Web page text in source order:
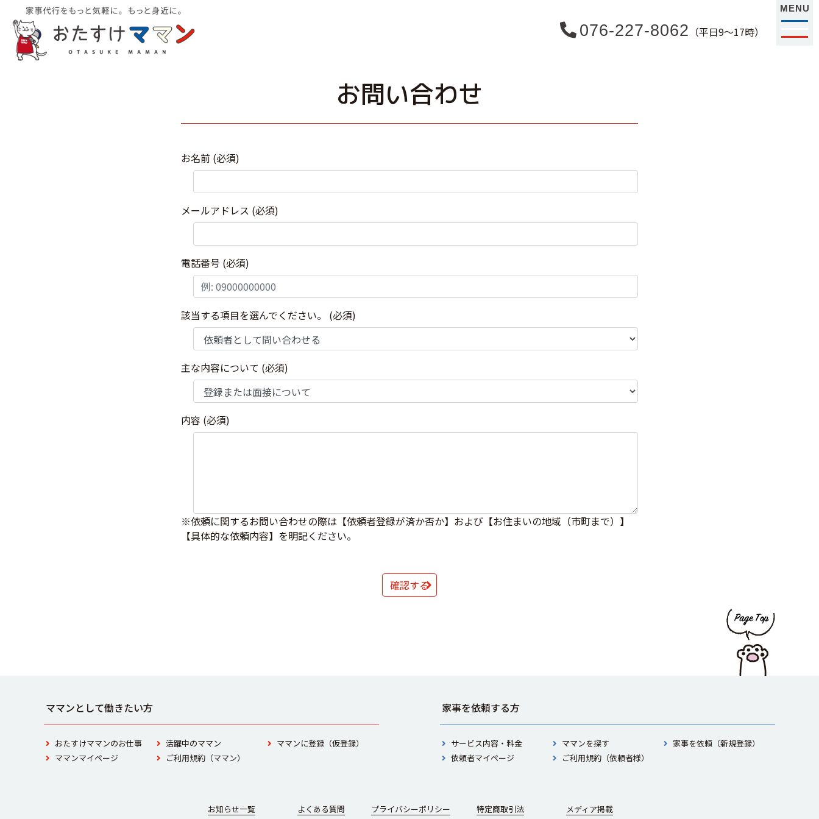
MENU
076-227-8062 （平日9〜17時）
お問い合わせ
お名前 (必須)
メールアドレス (必須)
電話番号 (必須)
該当する項目を選んでください。 (必須)
主な内容について (必須)
内容 (必須)
※依頼に関するお問い合わせの際は【依頼者登録が済か否か】および【お住まいの地域（市町まで）】
【具体的な依頼内容】を明記ください。
確認する
ママンとして働きたい方
おたすけママンのお仕事 活躍中のママン
ママンに登録（仮登録）
ママンマイページ
ご利用規約（ママン）
家事を依頼する方
サービス内容・料金 ママンを探す
家事を依頼（新規登録）
依頼者マイページ
ご利用規約（依頼者様）
お知らせ一覧 よくある質問 プライバシーポリシー 特定商取引法 メディア掲載